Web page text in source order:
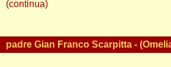
(continua)
padre Gian Franco Scarpitta -